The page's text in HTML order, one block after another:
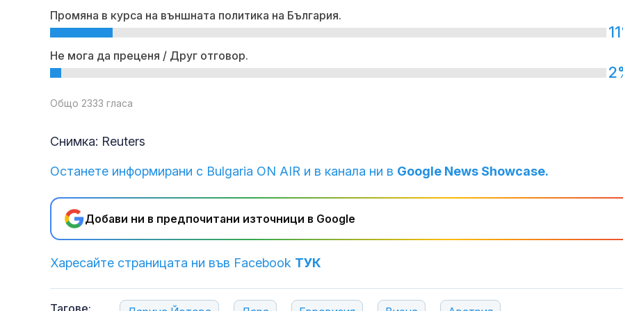
Промяна в курса на външната политика на България.
Не мога да преценя / Друг отговор.
Общо 2333 гласа
Снимка: Reuters
Останете информирани с Bulgaria ON AIR и в канала ни в Google News Showcase.
Добави ни в предпочитани източници в Google
Харесайте страницата ни във Facebook ТУК